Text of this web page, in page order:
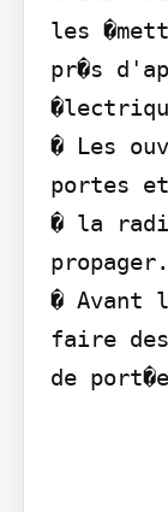
les
pr�s
� Les
portes
� la
propager.
� Avant
faire
de